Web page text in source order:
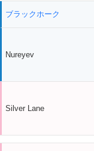
ブラックホーク
Nureyev
Silver Lane